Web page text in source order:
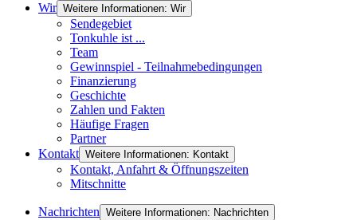
Wir Weitere Informationen: Wir
Sendegebiet
Tonkuhle ist ...
Team
Gewinnspiel - Teilnahmebedingungen
Finanzierung
Geschichte
Zahlen und Fakten
Häufige Fragen
Partner
Kontakt Weitere Informationen: Kontakt
Kontakt, Anfahrt & Öffnungszeiten
Mitschnitte
Nachrichten Weitere Informationen: Nachrichten